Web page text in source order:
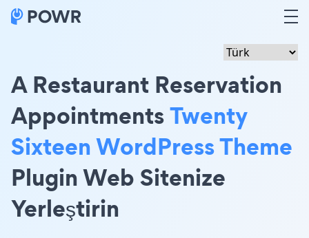
A Restaurant Reservation
AppointmentsTwenty
Sixteen WordPress Theme
Plugin Web Sitenize
Yerleştirin